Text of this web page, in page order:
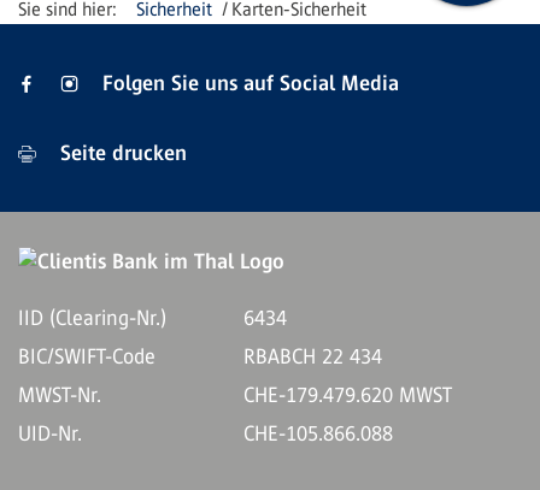
Sicherheit Karten-Sicherheit
Folgen Sie uns auf Social Media
Seite drucken
IID (Clearing-Nr.)
6434
BIC/SWIFT-Code
RBABCH 22 434
MWST-Nr.
CHE-179.479.620 MWST
UID-Nr.
CHE-105.866.088